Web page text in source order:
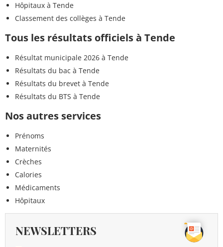
Hôpitaux à Tende
Classement des collèges à Tende
Tous les résultats officiels à Tende
Résultat municipale 2026 à Tende
Résultats du bac à Tende
Résultats du brevet à Tende
Résultats du BTS à Tende
Nos autres services
Prénoms
Maternités
Crèches
Calories
Médicaments
Hôpitaux
NEWSLETTERS